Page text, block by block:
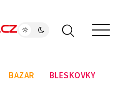
BAZAR BLESKOVKY